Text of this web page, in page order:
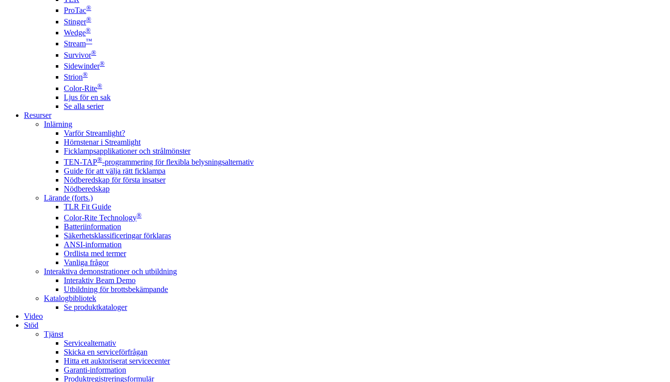
ProTac®
Stinger®
Wedge®
Stream™
Survivor®
Sidewinder®
Strion®
Color-Rite®
Ljus för en sak
Se alla serier
Resurser
Inlärning
Varför Streamlight?
Hörnstenar i Streamlight
Ficklampsapplikationer och strålmönster
TEN-TAP®-programmering för flexibla belysningsalternativ
Guide för att välja rätt ficklampa
Nödberedskap för första insatser
Nödberedskap
Lärande (forts.)
TLR Fit Guide
Color-Rite Technology®
Batteriinformation
Säkerhetsklassificeringar förklaras
ANSI-information
Ordlista med termer
Vanliga frågor
Interaktiva demonstrationer och utbildning
Interaktiv Beam Demo
Utbildning för brottsbekämpande
Katalogbibliotek
Se produktkataloger
Video
Stöd
Tjänst
Servicealternativ
Skicka en serviceförfrågan
Hitta ett auktoriserat servicecenter
Garanti-information
Produktregistreringsformulär